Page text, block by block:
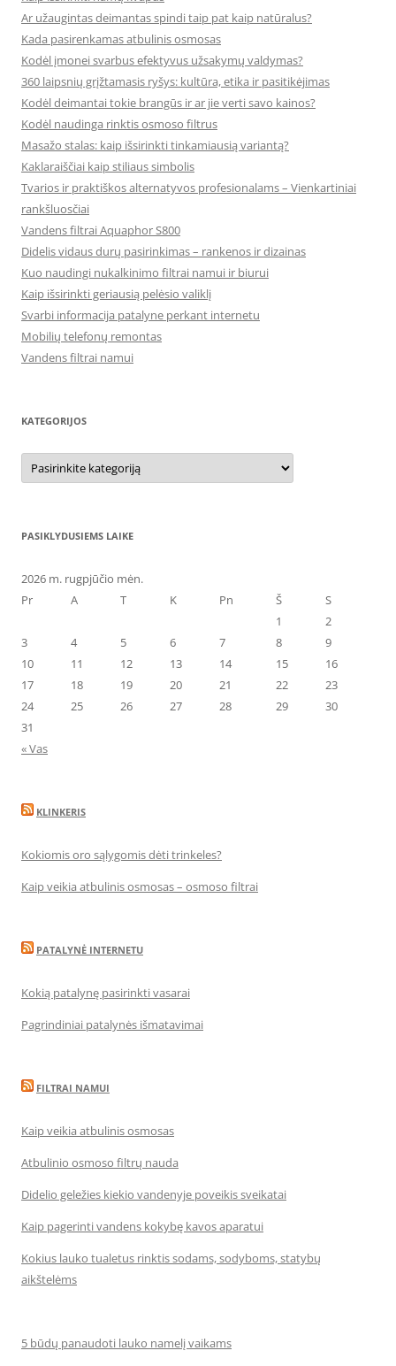
Ar užaugintas deimantas spindi taip pat kaip natūralus?
Kada pasirenkamas atbulinis osmosas
Kodėl įmonei svarbus efektyvus užsakymų valdymas?
360 laipsnių grįžtamasis ryšys: kultūra, etika ir pasitikėjimas
Kodėl deimantai tokie brangūs ir ar jie verti savo kainos?
Kodėl naudinga rinktis osmoso filtrus
Masažo stalas: kaip išsirinkti tinkamiausią variantą?
Kaklaraiščiai kaip stiliaus simbolis
Tvarios ir praktiškos alternatyvos profesionalams – Vienkartiniai
rankšluosčiai
Vandens filtrai Aquaphor S800
Didelis vidaus durų pasirinkimas – rankenos ir dizainas
Kuo naudingi nukalkinimo filtrai namui ir biurui
Kaip išsirinkti geriausią pelėsio valiklį
Svarbi informacija patalyne perkant internetu
Mobilių telefonų remontas
Vandens filtrai namui
KATEGORIJOS
Kategorijos
PASIKLYDUSIEMS LAIKE
2026 m. rugpjūčio mėn.
Pr
A T K Pn Š
S
1
2
3
4 5 6 7 8
9
10
11 12 13 14 15
16
17
18 19 20 21 22
23
24
25 26 27 28 29
30
31
« Vas
KLINKERIS
Kokiomis oro sąlygomis dėti trinkeles?
Kaip veikia atbulinis osmosas – osmoso filtrai
PATALYNĖ INTERNETU
Kokią patalynę pasirinkti vasarai
Pagrindiniai patalynės išmatavimai
FILTRAI NAMUI
Kaip veikia atbulinis osmosas
Atbulinio osmoso filtrų nauda
Didelio geležies kiekio vandenyje poveikis sveikatai
Kaip pagerinti vandens kokybę kavos aparatui
Kokius lauko tualetus rinktis sodams, sodyboms, statybų
aikštelėms
5 būdų panaudoti lauko namelį vaikams